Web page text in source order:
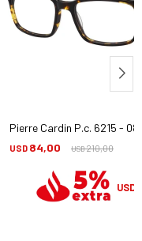
Pierre Cardin P.c. 6215 -
USD 84,00 USD210,00
USD